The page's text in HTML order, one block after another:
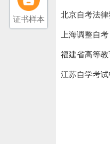
北京自考法
江苏自学考
证书样本